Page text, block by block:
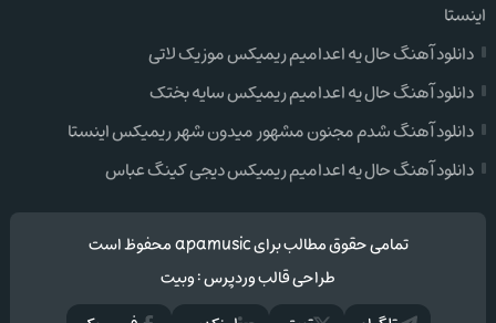
اینستا
دانلود آهنگ حال یه اعدامیم ریمیکس موزیک لاتی
دانلود آهنگ حال یه اعدامیم ریمیکس سایه بختک
دانلود آهنگ شدم مجنون مشهور میدون شهر ریمیکس اینستا
دانلود آهنگ حال یه اعدامیم ریمیکس دیجی کینگ عباس
تمامی حقوق مطالب برای apamusic محفوظ است
طراحی قالب وردپرس:وبیت